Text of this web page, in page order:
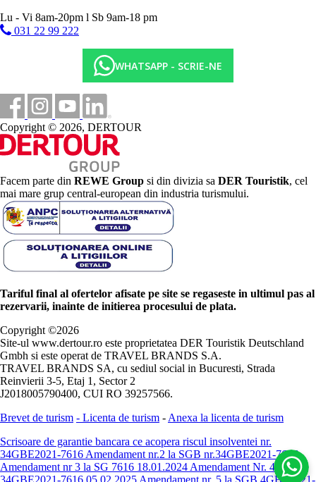
Lu - Vi 8am-20pm l Sb 9am-18 pm
031 22 99 222
WHATSAPP - SCRIE-NE
Copyright © 2026, DERTOUR
Facem parte din REWE Group si din divizia sa DER Touristik, cel
mai mare grup central-european din industria turismului.
Tariful final al ofertelor afisate pe site se regaseste in ultimul pas al
rezervarii, inainte de initierea procesului de plata.
Copyright ©2026
Site-ul www.dertour.ro este proprietatea DER Touristik Deutschland
Gmbh si este operat de TRAVEL BRANDS S.A.
TRAVEL BRANDS SA, cu sediul social in Bucuresti, Strada
Reinvierii 3-5, Etaj 1, Sector 2
J2018005790400, CUI RO 39257566.
Brevet de turism - Licenta de turism - Anexa la licenta de turism
Scrisoare de garantie bancara ce acopera riscul insolventei nr.
34GBE2021-7616 Amendament nr.2 la SGB nr.34GBE2021-7616
Amendament nr 3 la SG 7616 18.01.2024 Amendament Nr. 4 -
34GBE2021-7616 05.02.2025 Amendament nr. 5 la SGB 4GBE2021-